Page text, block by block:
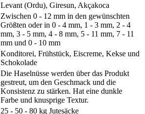
Levant (Ordu), Giresun, Akçakoca
Zwischen 0 - 12 mm in den gewünschten
Größten oder in 0 - 4 mm, 1 - 3 mm, 2 - 4
mm, 3 - 5 mm, 4 - 8 mm, 5 - 11 mm, 7 - 11
mm und 0 - 10 mm
Konditorei, Frühstück, Eiscreme, Kekse und
Schokolade
Die Haselnüsse werden über das Produkt
gestreut, um den Geschmack und die
Konsistenz zu stärken. Hat eine dunkle
Farbe und knusprige Textur.
25 - 50 - 80 kg Jutesäcke